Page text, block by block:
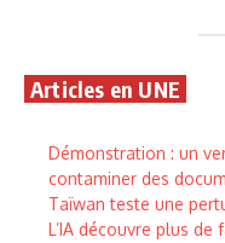
Articles en UNE
Démonstration : un
contaminer des
Taïwan teste une
L’IA découvre plus